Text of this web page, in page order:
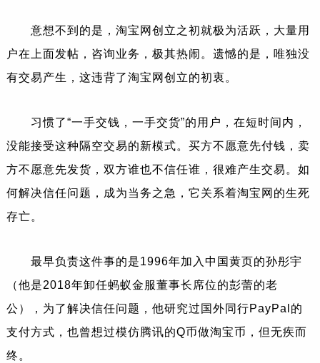
意想不到的是，淘宝网创立之初就极为活跃，大量用
户在上面发帖，咨询业务，极其热闹。遗憾的是，唯独没
有交易产生，这违背了淘宝网创立的初衷。
习惯了“一手交钱，一手交货”的用户，在短时间内，
没能接受这种隔空交易的新模式。买方不愿意先付钱，卖
方不愿意先发货，双方谁也不信任谁，很难产生交易。如
何解决信任问题，成为当务之急，它关系着淘宝网的生死
存亡。
最早负责这件事的是1996年加入中国黄页的孙彤宇
（他是2018年卸任蚂蚁金服董事长席位的彭蕾的老
公），为了解决信任问题，他研究过国外同行PayPal的
支付方式，也曾想过模仿腾讯的Q币做淘宝币，但无疾而
终。